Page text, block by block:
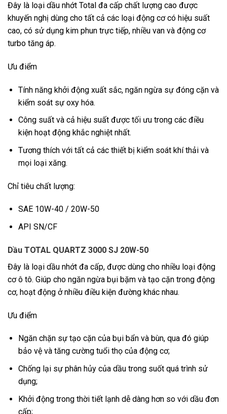
Đây là loại dầu nhớt Total đa cấp chất lượng cao được
khuyến nghị dùng cho tất cả các loại động cơ có hiệu suất
cao, có sử dụng kim phun trực tiếp, nhiều van và động cơ
turbo tăng áp.
Ưu điểm
Tính năng khởi động xuất sắc, ngăn ngừa sự đóng cặn và
kiểm soát sự oxy hóa.
Công suất và cả hiệu suất được tối ưu trong các điều
kiện hoạt động khắc nghiệt nhất.
Tương thích với tất cả các thiết bị kiểm soát khí thải và
mọi loại xăng.
Chỉ tiêu chất lượng:
SAE 10W-40 / 20W-50
API SN/CF
Dầu TOTAL QUARTZ 3000 SJ 20W-50
Đây là loại dầu nhớt đa cấp, được dùng cho nhiều loại động
cơ ô tô. Giúp cho ngăn ngừa bụi bặm và tạo cặn trong động
cơ, hoạt động ở nhiều điều kiện đường khác nhau.
Ưu điểm
Ngăn chặn sự tạo cặn của bụi bẩn và bùn, qua đó giúp
bảo vệ và tăng cường tuổi thọ của động cơ;
Chống lại sự phân hủy của dầu trong suốt quá trình sử
dụng;
Khởi động trong thời tiết lạnh dễ dàng hơn so với dầu đơn
cấp;